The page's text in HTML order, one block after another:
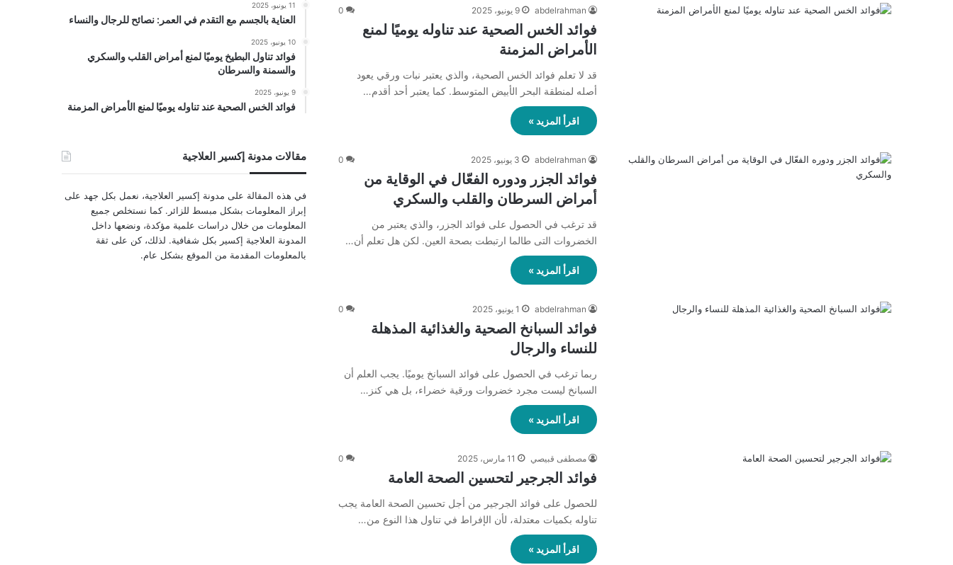
abdelrahman 9 يونيو، 2025 0
فوائد الخس الصحية عند تناوله يوميًا لمنع
الأمراض المزمنة
قد لا تعلم فوائد الخس الصحية، والذي يعتبر نبات ورقي يعود
أصله لمنطقة البحر الأبيض المتوسط. كما يعتبر أحد أقدم…
اقرأ المزيد »
abdelrahman 3 يونيو، 2025 0
فوائد الجزر ودوره الفعّال في الوقاية من
أمراض السرطان والقلب والسكري
قد ترغب في الحصول على فوائد الجزر، والذي يعتبر من
الخضروات التى طالما ارتبطت بصحة العين. لكن هل تعلم أن…
اقرأ المزيد »
abdelrahman 1 يونيو، 2025 0
فوائد السبانخ الصحية والغذائية المذهلة
للنساء والرجال
ربما ترغب في الحصول على فوائد السبانخ يوميًا. يجب العلم أن
السبانخ ليست مجرد خضروات ورقية خضراء، بل هي كنز…
اقرأ المزيد »
مصطفى قبيصي 11 مارس، 2025 0
فوائد الجرجير لتحسين الصحة العامة
للحصول على فوائد الجرجير من أجل تحسين الصحة العامة يجب
تناوله بكميات معتدلة، لأن الإفراط في تناول هذا النوع من…
اقرأ المزيد »
11 يونيو، 2025
العناية بالجسم مع التقدم في العمر: نصائح للرجال والنساء
10 يونيو، 2025
فوائد تناول البطيخ يوميًا لمنع أمراض القلب والسكري
والسمنة والسرطان
9 يونيو، 2025
فوائد الخس الصحية عند تناوله يوميًا لمنع الأمراض المزمنة
مقالات مدونة إكسير العلاجية
في هذه المقالة على مدونة إكسير العلاجية، نعمل بكل جهد على
إبراز المعلومات بشكل مبسط للزائر. كما نستخلص جميع
المعلومات من خلال دراسات علمية مؤكدة، ونضعها داخل
المدونة العلاجية إكسير بكل شفافية. لذلك، كن على ثقة
بالمعلومات المقدمة من الموقع بشكل عام.